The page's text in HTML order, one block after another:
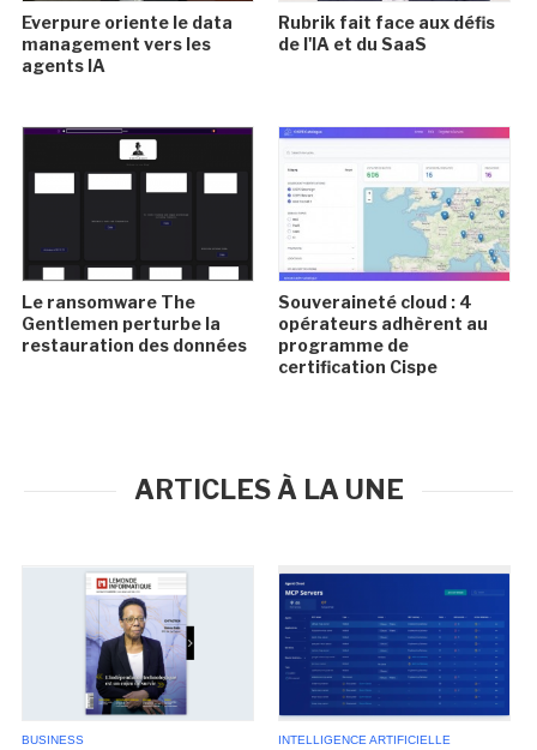
Everpure oriente le data
management vers les
agents IA
Rubrik fait face aux défis
de l'IA et du SaaS
Le ransomware The
Gentlemen perturbe la
restauration des données
Souveraineté cloud : 4
opérateurs adhèrent au
programme de
certification Cispe
ARTICLES À LA UNE
BUSINESS INTELLIGENCE ARTIFICIELLE